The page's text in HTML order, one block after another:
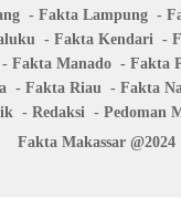
Fakta Lampung
Fakta Kendari
Fakta Manado Fakta
Fakta Riau Fakta
Redaksi
Pedoman
Fakta Makassar @2024